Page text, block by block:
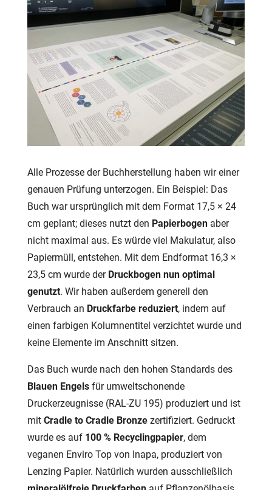
Alle Prozesse der Buchherstellung haben wir einer
genauen Prüfung unterzogen. Ein Beispiel: Das
Buch war ursprünglich mit dem Format 17,5 × 24
cm geplant; dieses nutzt den Papierbogen aber
nicht maximal aus. Es würde viel Makulatur, also
Papiermüll, entstehen. Mit dem Endformat 16,3 ×
23,5 cm wurde der Druckbogen nun optimal
genutzt. Wir haben außerdem generell den
Verbrauch an Druckfarbe reduziert, indem auf
einen farbigen Kolumnentitel verzichtet wurde und
keine Elemente im Anschnitt sitzen.
Das Buch wurde nach den hohen Standards des
Blauen Engels für umweltschonende
Druckerzeugnisse (RAL-ZU 195) produziert und ist
mit Cradle to Cradle Bronze zertifiziert. Gedruckt
wurde es auf 100 % Recyclingpapier, dem
veganen Enviro Top von Inapa, produziert von
Lenzing Papier. Natürlich wurden ausschließlich